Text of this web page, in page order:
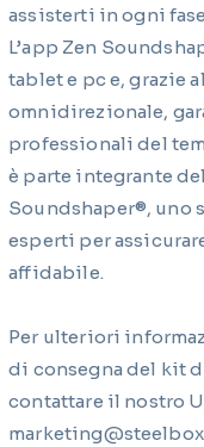
assisterti in ogni
L’app Zen
tablet e pc e, grazie
omnidirezionale,
professionali del
è parte integrante
Soundshaper®, uno
esperti per
affidabile.
Per ulteriori
di consegna del kit
contattare il nostro